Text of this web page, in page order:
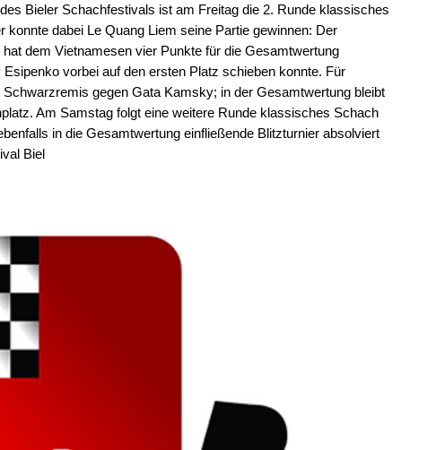
Bieler Schachfestivals ist am Freitag die 2. Runde klassisches
konnte dabei Le Quang Liem seine Partie gewinnen: Der
dem Vietnamesen vier Punkte für die Gesamtwertung
vorbei auf den ersten Platz schieben konnte. Für
gegen Gata Kamsky; in der Gesamtwertung bleibt
Am Samstag folgt eine weitere Runde klassisches Schach
in die Gesamtwertung einfließende Blitzturnier absolviert
Biel